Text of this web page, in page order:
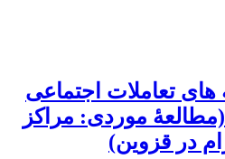
‏های تعاملات اجتماعی
موردی: مراکز
در قزوین)